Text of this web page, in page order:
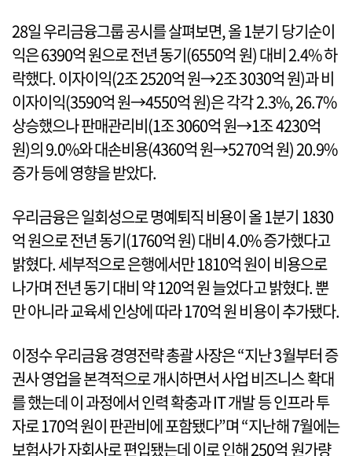
28일 우리금융그룹 공시를 살펴보면, 올 1분기 당기순이
익은 6390억 원으로 전년 동기(6550억 원) 대비 2.4% 하
락했다. 이자이익(2조 2520억 원→2조 3030억 원)과 비
이자이익(3590억 원→4550억 원)은 각각 2.3%, 26.7%
상승했으나 판매관리비(1조 3060억 원→1조 4230억
원)의 9.0%와 대손비용(4360억 원→5270억 원) 20.9%
증가 등에 영향을 받았다.
우리금융은 일회성으로 명예퇴직 비용이 올 1분기 1830
억 원으로 전년 동기(1760억 원) 대비 4.0% 증가했다고
밝혔다. 세부적으로 은행에서만 1810억 원이 비용으로
나가며 전년 동기 대비 약 120억 원 늘었다고 밝혔다. 뿐
만 아니라 교육세 인상에 따라 170억 원 비용이 추가됐다.
이정수 우리금융 경영전략 총괄 사장은 “지난 3월부터 증
권사 영업을 본격적으로 개시하면서 사업 비즈니스 확대
를 했는데 이 과정에서 인력 확충과 IT 개발 등 인프라 투
자로 170억 원이 판관비에 포함됐다”며 “지난해 7월에는
보험사가 자회사로 편입됐는데 이로 인해 250억 원가량